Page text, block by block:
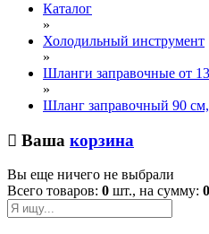
Каталог
»
Холодильный инструмент
»
Шланги заправочные от
»
Шланг заправочный 90
Ваша корзина
Вы еще ничего не выбрали
Всего товаров: 0 шт., на сумму: 0